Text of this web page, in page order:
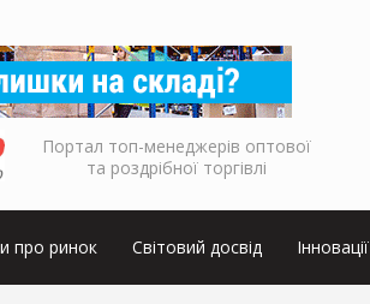
Портал топ-менеджерів оптової
та роздрібної торгівлі
про ринок Світовий досвід Інновації